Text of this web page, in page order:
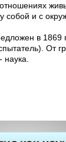
собой и с
в 1869
От